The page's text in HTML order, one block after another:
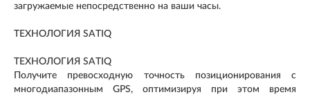
загружаемые непосредственно на ваши часы.
ТЕХНОЛОГИЯ SATIQ
ТЕХНОЛОГИЯ SATIQ
Получите превосходную точность позиционирования с
многодиапазонным GPS, оптимизируя при этом время